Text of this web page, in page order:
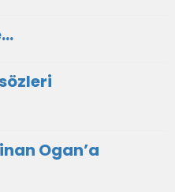
Ogan’a